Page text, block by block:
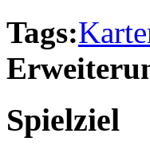
Tags:
Spielziel